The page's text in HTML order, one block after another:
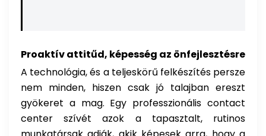
Proaktív attitűd, képesség az önfejlesztésre
A technológia, és a teljeskörű felkészítés persze
nem minden, hiszen csak jó talajban ereszt
gyökeret a mag. Egy professzionális contact
center szívét azok a tapasztalt, rutinos